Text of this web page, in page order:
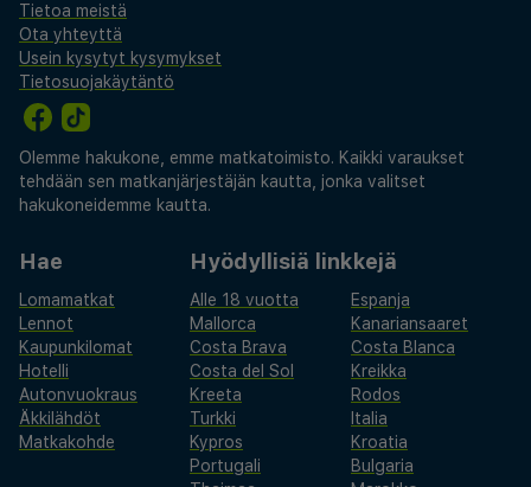
Tietoa meistä
Ota yhteyttä
Usein kysytyt kysymykset
Tietosuojakäytäntö
Olemme hakukone, emme matkatoimisto. Kaikki varaukset
tehdään sen matkanjärjestäjän kautta, jonka valitset
hakukoneidemme kautta.
Hae
Lomamatkat
Lennot
Kaupunkilomat
Hotelli
Autonvuokraus
Äkkilähdöt
Matkakohde
Hyödyllisiä linkkejä
Alle 18 vuotta
Espanja
Mallorca
Kanariansaaret
Costa Brava
Costa Blanca
Costa del Sol
Kreikka
Kreeta
Rodos
Turkki
Italia
Kypros
Kroatia
Portugali
Bulgaria